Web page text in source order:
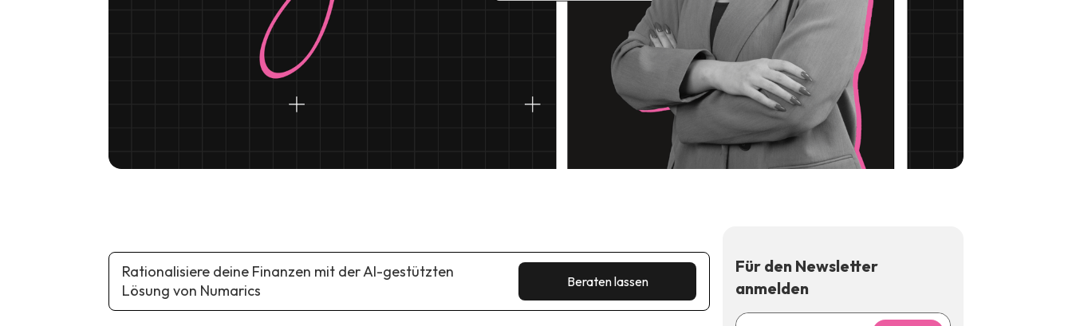
Rationalisiere deine Finanzen mit der AI-gestützten
Lösung von Numarics
Beraten lassen
Für den Newsletter
anmelden